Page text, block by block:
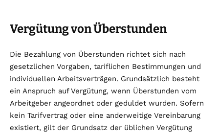
Vergütung von Überstunden
Die Bezahlung von Überstunden richtet sich nach
gesetzlichen Vorgaben, tariflichen Bestimmungen und
individuellen Arbeitsverträgen. Grundsätzlich besteht
ein Anspruch auf Vergütung, wenn Überstunden vom
Arbeitgeber angeordnet oder geduldet wurden. Sofern
kein Tarifvertrag oder eine anderweitige Vereinbarung
existiert, gilt der Grundsatz der üblichen Vergütung